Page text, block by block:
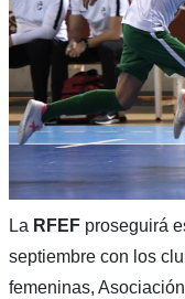
La RFEFproseguirá
septiembre con los
femeninas,